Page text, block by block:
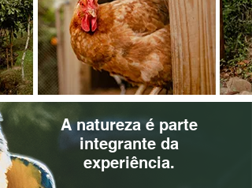
A natureza é parte
integrante da
experiência.